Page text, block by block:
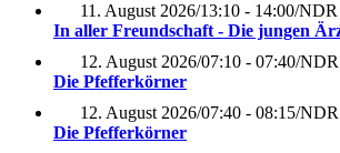
11. August 2026/13:10 - 14:00/NDR
In aller Freundschaft - Die jungen
12. August 2026/07:10 - 07:40/NDR
Die Pfefferkörner
12. August 2026/07:40 - 08:15/NDR
Die Pfefferkörner